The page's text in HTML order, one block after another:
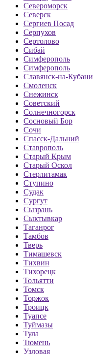
Североморск
Северск
Сергиев Посад
Серпухов
Сертолово
Сибай
Симферополь
Симферополь
Славянск-на-Кубани
Смоленск
Снежинск
Советский
Солнечногорск
Сосновый Бор
Сочи
Спасск-Дальний
Ставрополь
Старый Крым
Старый Оскол
Стерлитамак
Ступино
Судак
Сургут
Сызрань
Сыктывкар
Таганрог
Тамбов
Тверь
Тимашевск
Тихвин
Тихорецк
Тольятти
Томск
Торжок
Троицк
Туапсе
Туймазы
Тула
Тюмень
Узловая